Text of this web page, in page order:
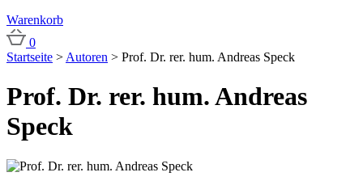
Warenkorb
0
Startseite > Autoren > Prof. Dr. rer. hum. Andreas Speck
Prof. Dr. rer. hum. Andreas
Speck